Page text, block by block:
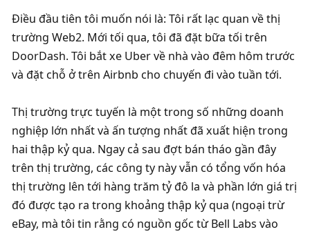
Điều đầu tiên tôi muốn nói là: Tôi rất lạc quan về thị
trường Web2. Mới tối qua, tôi đã đặt bữa tối trên
DoorDash. Tôi bắt xe Uber về nhà vào đêm hôm trước
và đặt chỗ ở trên Airbnb cho chuyến đi vào tuần tới.
Thị trường trực tuyến là một trong số những doanh
nghiệp lớn nhất và ấn tượng nhất đã xuất hiện trong
hai thập kỷ qua. Ngay cả sau đợt bán tháo gần đây
trên thị trường, các công ty này vẫn có tổng vốn hóa
thị trường lên tới hàng trăm tỷ đô la và phần lớn giá trị
đó được tạo ra trong khoảng thập kỷ qua (ngoại trừ
eBay, mà tôi tin rằng có nguồn gốc từ Bell Labs vào